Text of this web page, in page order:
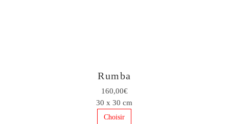
Rumba
160,00€
30 x 30 cm
Choisir